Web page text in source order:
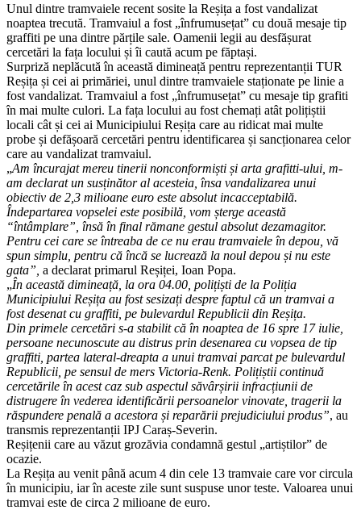
Unul dintre tramvaiele recent sosite la Reșița a fost vandalizat
noaptea trecută. Tramvaiul a fost „înfrumusețat” cu două mesaje tip
graffiti pe una dintre părțile sale. Oamenii legii au desfășurat
cercetări la fața locului și îi caută acum pe făptași.
Surpriză neplăcută în această dimineață pentru reprezentanții TUR
Reșița și cei ai primăriei, unul dintre tramvaiele staționate pe linie a
fost vandalizat. Tramvaiul a fost „înfrumusețat” cu mesaje tip grafiti
în mai multe culori. La fața locului au fost chemați atât polițiștii
locali cât și cei ai Municipiului Reșița care au ridicat mai multe
probe și defășoară cercetări pentru identificarea și sancționarea celor
care au vandalizat tramvaiul.
„Am încurajat mereu tinerii nonconformiști și arta grafitti-ului, m-
am declarat un susținător al acesteia, însa vandalizarea unui
obiectiv de 2,3 milioane euro este absolut incacceptabilă.
Îndepartarea vopselei este posibilă, vom șterge această
“întâmplare”, însă în final rămane gestul absolut dezamagitor.
Pentru cei care se întreaba de ce nu erau tramvaiele în depou, vă
spun simplu, pentru că încă se lucrează la noul depou și nu este
gata”, a declarat primarul Reșiței, Ioan Popa.
„În această dimineață, la ora 04.00, polițiști de la Poliția
Municipiului Reșița au fost sesizați despre faptul că un tramvai a
fost desenat cu graffiti, pe bulevardul Republicii din Reșița.
Din primele cercetări s-a stabilit că în noaptea de 16 spre 17 iulie,
persoane necunoscute au distrus prin desenarea cu vopsea de tip
graffiti, partea lateral-dreapta a unui tramvai parcat pe bulevardul
Republicii, pe sensul de mers Victoria-Renk. Polițiștii continuă
cercetările în acest caz sub aspectul săvârșirii infracțiunii de
distrugere în vederea identificării persoanelor vinovate, tragerii la
răspundere penală a acestora și reparării prejudiciului produs”, au
transmis reprezentanții IPJ Caraș-Severin.
Reșițenii care au văzut grozăvia condamnă gestul „artiștilor” de
ocazie.
La Reșița au venit până acum 4 din cele 13 tramvaie care vor circula
în municipiu, iar în aceste zile sunt suspuse unor teste. Valoarea unui
tramvai este de circa 2 milioane de euro.